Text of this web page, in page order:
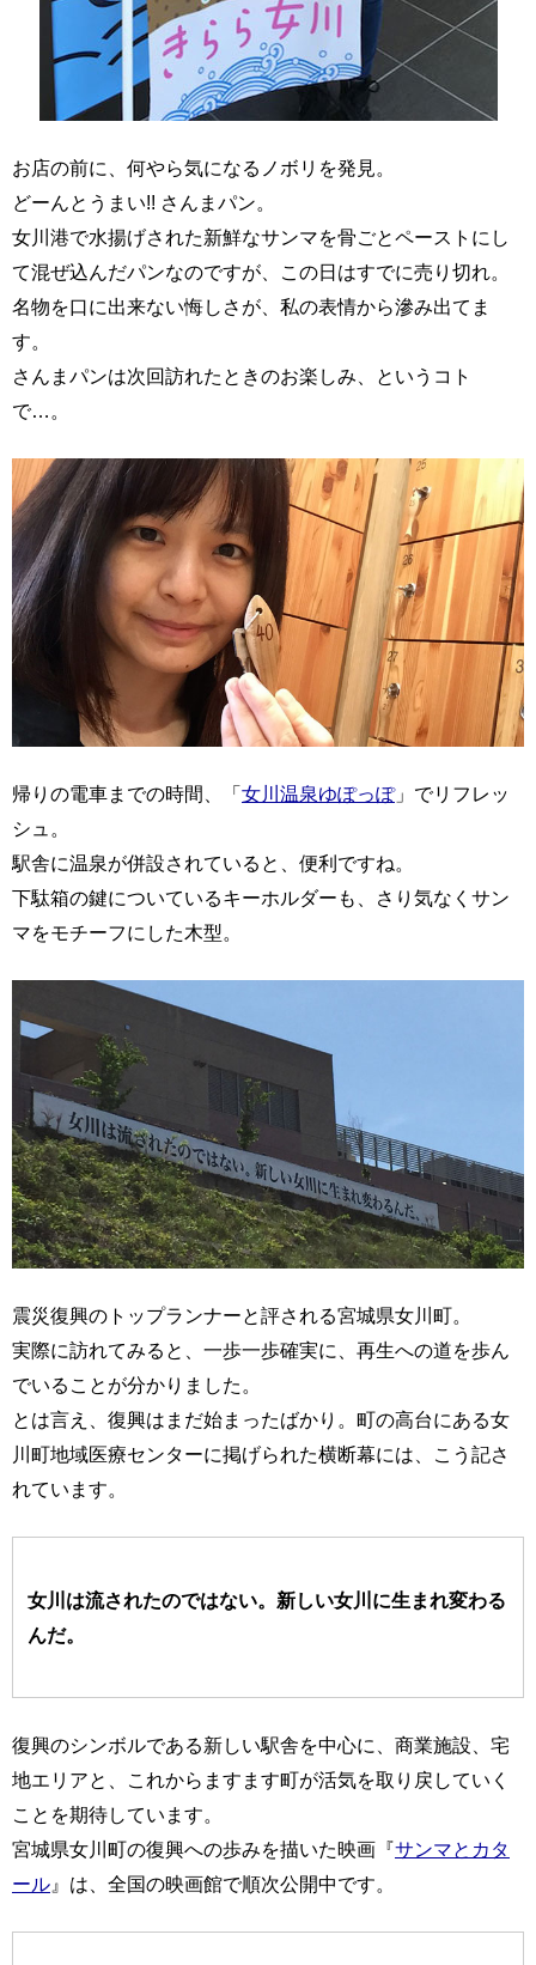
お店の前に、何やら気になるノボリを発見。
どーんとうまい!! さんまパン。
女川港で水揚げされた新鮮なサンマを骨ごとペーストにし
て混ぜ込んだパンなのですが、この日はすでに売り切れ。
名物を口に出来ない悔しさが、私の表情から滲み出てま
す。
さんまパンは次回訪れたときのお楽しみ、というコト
で…。
帰りの電車までの時間、「 女川温泉ゆぽっぽ」でリフレッ
シュ。
駅舎に温泉が併設されていると、便利ですね。
下駄箱の鍵についているキーホルダーも、さり気なくサン
マをモチーフにした木型。
震災復興のトップランナーと評される宮城県女川町。
実際に訪れてみると、一歩一歩確実に、再生への道を歩ん
でいることが分かりました。
とは言え、復興はまだ始まったばかり。町の高台にある女
川町地域医療センターに掲げられた横断幕には、こう記さ
れています。
女川は流されたのではない。新しい女川に生まれ変わる
んだ。
復興のシンボルである新しい駅舎を中心に、商業施設、宅
地エリアと、これからますます町が活気を取り戻していく
ことを期待しています。
宮城県女川町の復興への歩みを描いた映画『サンマとカタ
ール 』は、全国の映画館で順次公開中です。